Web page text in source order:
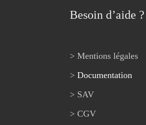
Besoin d’aide ?
> Mentions légales
> Documentation
> SAV
> CGV